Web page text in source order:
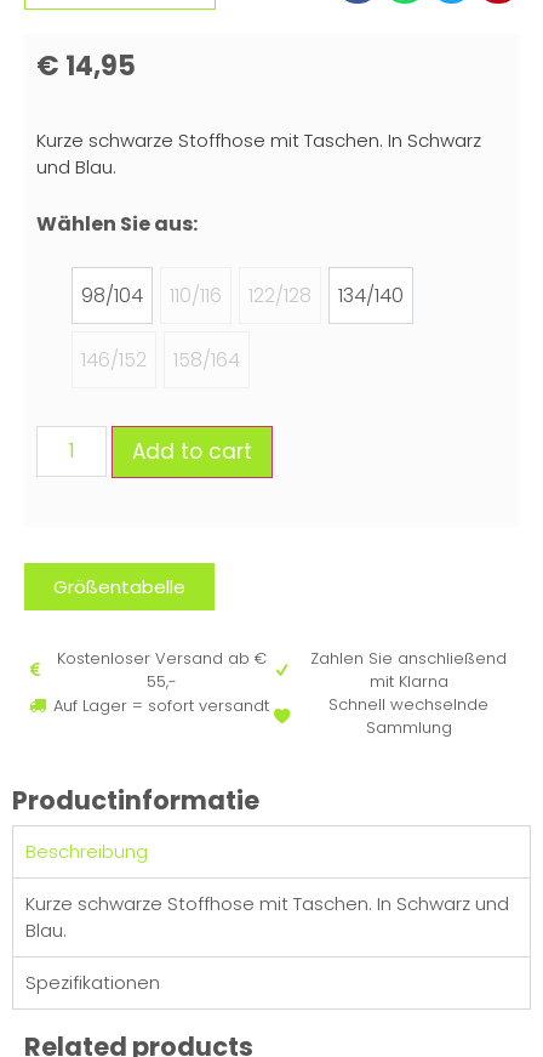
€ 14,95
Kurze schwarze Stoffhose mit Taschen. In Schwarz
und Blau.
Wählen Sie aus:
98/104 110/116 122/128 134/140
146/152 158/164
Add to cart
Größentabelle
Kostenloser Versand ab €
55,-
Auf Lager = sofort versandt
Zahlen Sie anschließend
mit Klarna
Schnell wechselnde
Sammlung
Productinformatie
Beschreibung
Kurze schwarze Stoffhose mit Taschen. In Schwarz und
Blau.
Spezifikationen
Related products